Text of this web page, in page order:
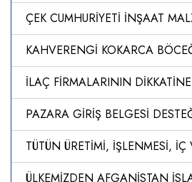
İLAÇ FİRMALARININ DİKKATİNE